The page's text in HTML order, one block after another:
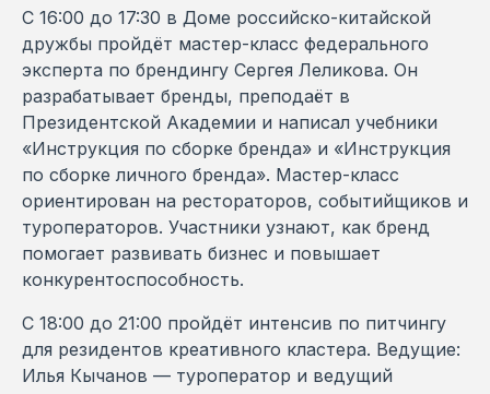
С 16:00 до 17:30 в Доме российско-китайской
дружбы пройдёт мастер-класс федерального
эксперта по брендингу Сергея Леликова. Он
разрабатывает бренды, преподаёт в
Президентской Академии и написал учебники
«Инструкция по сборке бренда» и «Инструкция
по сборке личного бренда». Мастер-класс
ориентирован на рестораторов, событийщиков и
туроператоров. Участники узнают, как бренд
помогает развивать бизнес и повышает
конкурентоспособность.
С 18:00 до 21:00 пройдёт интенсив по питчингу
для резидентов креативного кластера. Ведущие:
Илья Кычанов — туроператор и ведущий